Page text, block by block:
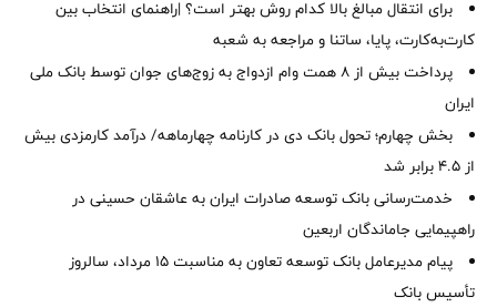
برای انتقال مبالغ بالا کدام روش بهتر است؟ |راهنمای انتخاب بین
کارت‌به‌کارت، پایا، ساتنا و مراجعه به شعبه
پرداخت بیش از ۸ همت وام ازدواج به زوج‌های جوان توسط بانک ملی
ایران
بخش چهارم؛ تحول بانک دی در کارنامه چهارماهه/ درآمد کارمزدی بیش
از ۴.۵ برابر شد
خدمت‌رسانی بانک توسعه صادرات ایران به عاشقان حسینی در
راهپیمایی جاماندگان اربعین
پیام مدیرعامل بانک توسعه تعاون به مناسبت 15 مرداد، سالروز
تأسیس بانک